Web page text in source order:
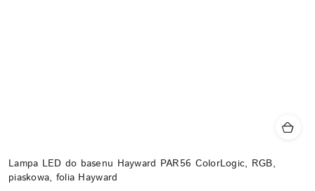
Lampa LED do basenu Hayward PAR56 ColorLogic, RGB,
piaskowa, folia Hayward